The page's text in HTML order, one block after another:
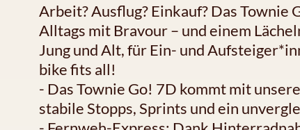
Arbeit? Ausflug? Einkauf? Das
Alltags mit Bravour – und einem
Jung und Alt, für Ein- und
bike fits all!
- Das Townie Go! 7D kommt mit
stabile Stopps, Sprints und ein